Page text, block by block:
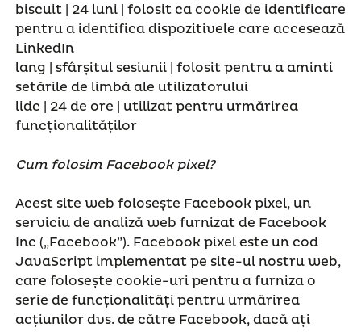
biscuit | 24 luni | folosit ca cookie de identificare
pentru a identifica dispozitivele care accesează
LinkedIn
lang | sfârșitul sesiunii | folosit pentru a aminti
setările de limbă ale utilizatorului
lidc | 24 de ore | utilizat pentru urmărirea
funcționalităților
Cum folosim Facebook pixel?
Acest site web folosește Facebook pixel, un
serviciu de analiză web furnizat de Facebook
Inc („Facebook”). Facebook pixel este un cod
JavaScript implementat pe site-ul nostru web,
care folosește cookie-uri pentru a furniza o
serie de funcționalități pentru urmărirea
acțiunilor dvs. de către Facebook, dacă ați